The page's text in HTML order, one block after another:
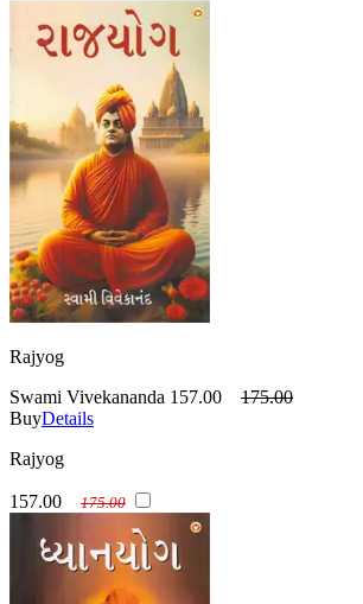
Rajyog
Swami Vivekananda 157.00
175.00
BuyDetails
Rajyog
157.00 175.00